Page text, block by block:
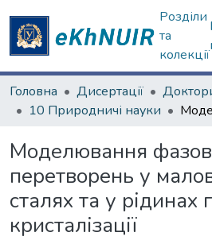
Розділи
та
колекції
Головна Дисертації
10 Природничі науки
Моделювання
перетворень у
сталях та у рідинах
кристалізації